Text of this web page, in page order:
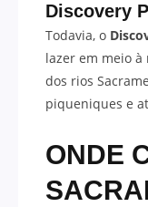
Discovery
Todavia, o
lazer em meio à
dos rios
piqueniques e
ONDE